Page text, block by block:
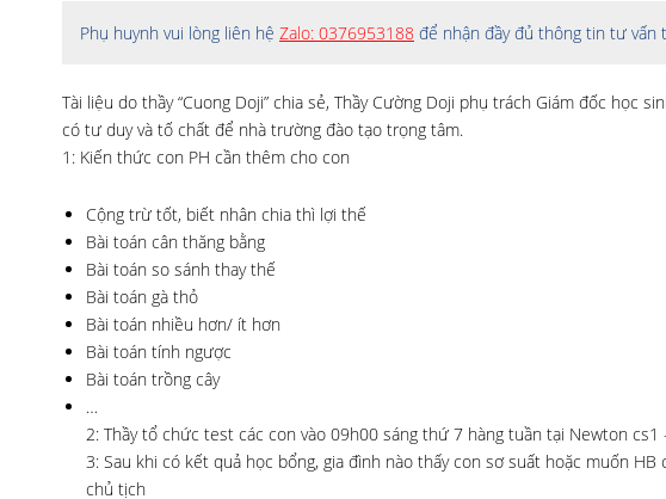
Phụ huynh vui lòng liên hệ Zalo: 0376953188 để nhận đầy đủ thông tin tư vấn
Tài liệu do thầy “Cuong Doji” chia sẻ, Thầy Cường Doji phụ trách Giám đốc học
có tư duy và tố chất để nhà trường đào tạo trọng tâm.
1: Kiến thức con PH cần thêm cho con
Cộng trừ tốt, biết nhân chia thì lợi thế
Bài toán cân thăng bằng
Bài toán so sánh thay thế
Bài toán gà thỏ
Bài toán nhiều hơn/ ít hơn
Bài toán tính ngược
Bài toán trồng cây
…
2: Thầy tổ chức test các con vào 09h00 sáng thứ 7 hàng tuần tại Newton cs1
3: Sau khi có kết quả học bổng, gia đình nào thấy con sơ suất hoặc muốn
chủ tịch